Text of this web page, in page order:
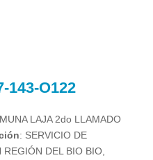
143-O122
LAJA 2do LLAMADO
: SERVICIO DE
DEL BIO BIO,